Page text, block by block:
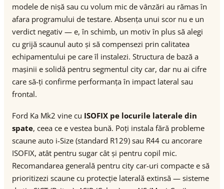
modele de nișă sau cu volum mic de vânzări au rămas în
afara programului de testare. Absența unui scor nu e un
verdict negativ — e, în schimb, un motiv în plus să alegi
cu grijă scaunul auto și să compensezi prin calitatea
echipamentului pe care îl instalezi. Structura de bază a
mașinii e solidă pentru segmentul city car, dar nu ai cifre
care să-ți confirme performanța în impact lateral sau
frontal.
Ford Ka Mk2 vine cu ISOFIX pe locurile laterale din
spate, ceea ce e vestea bună. Poți instala fără probleme
scaune auto i-Size (standard R129) sau R44 cu ancorare
ISOFIX, atât pentru sugar cât și pentru copil mic.
Recomandarea generală pentru city car-uri compacte e să
prioritizezi scaune cu protecție laterală extinsă — sisteme